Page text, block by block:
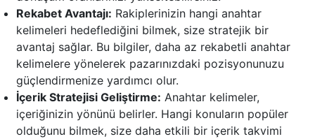
Rekabet Avantajı: Rakiplerinizin hangi anahtar
kelimeleri hedeflediğini bilmek, size stratejik bir
avantaj sağlar. Bu bilgiler, daha az rekabetli anahtar
kelimelere yönelerek pazarınızdaki pozisyonunuzu
güçlendirmenize yardımcı olur.
İçerik Stratejisi Geliştirme: Anahtar kelimeler,
içeriğinizin yönünü belirler. Hangi konuların popüler
olduğunu bilmek, size daha etkili bir içerik takvimi